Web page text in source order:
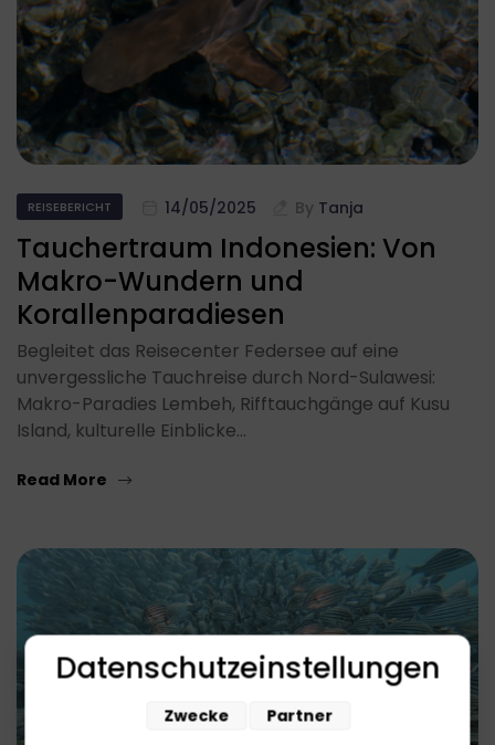
REISEBERICHT 14/05/2025 By Tanja
Tauchertraum Indonesien: Von
Makro-Wundern und
Korallenparadiesen
Begleitet das Reisecenter Federsee auf eine
unvergessliche Tauchreise durch Nord-Sulawesi:
Makro-Paradies Lembeh, Rifftauchgänge auf Kusu
Island, kulturelle Einblicke…
Read More
Datenschutzeinstellungen
Zwecke Partner